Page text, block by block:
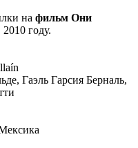
на фильм Они
году.
Гаэль Гарсия Берналь,